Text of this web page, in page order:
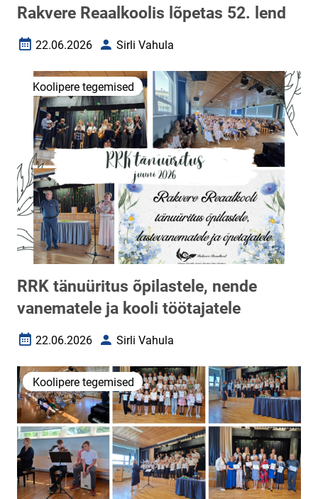
Rakvere Reaalkoolis lõpetas 52. lend
Loomise kuupäev
22.06.2026 AutorSirli Vahula
Koolipere tegemised
RRK tänuüritus õpilastele, nende
vanematele ja kooli töötajatele
Loomise kuupäev
22.06.2026 AutorSirli Vahula
Koolipere tegemised